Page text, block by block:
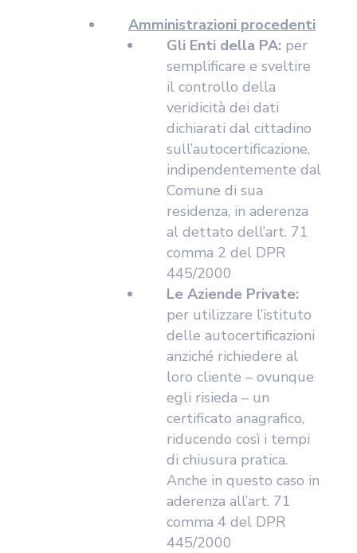
Amministrazioni procedenti
Gli Enti della PA:per
semplificare e sveltire
il controllo della
veridicità dei dati
dichiarati dal cittadino
sull’autocertificazione,
indipendentemente dal
Comune di sua
residenza, in aderenza
al dettato dell’art. 71
comma 2 del DPR
445/2000
Le Aziende Private:
per utilizzare l’istituto
delle autocertificazioni
anziché richiedere al
loro cliente – ovunque
egli risieda – un
certificato anagrafico,
riducendo così i tempi
di chiusura pratica.
Anche in questo caso in
aderenza all’art. 71
comma 4 del DPR
445/2000